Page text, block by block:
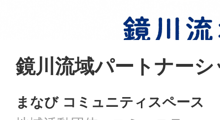
鏡川流域パートナーシ
まなび コミュニティスペース